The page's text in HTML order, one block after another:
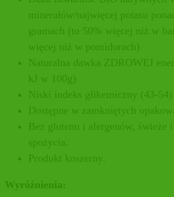
minerałów/najwięcej potasu
gramach (to 50% więcej niż w
więcej niż w pomidorach)
Naturalna dawka ZDROWEJ
kJ w 100g)
Niski indeks glikemiczny (43-54)
Dostępne w zamkniętych
Bez glutenu i alergenów, świeże
spożycia.
Produkt koszerny.
Wyróżnienia: